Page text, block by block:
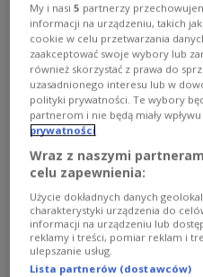
Spuścizna
Wystawa "Hołd
Pamięć" w Malborku
"Hołd 500. Historia –
przygotowana na
krakowskiego i hołdu
Zygmuntowi I Staremu
ostatni wielki mistrz zakonu
otwarciem wystawy
części, która po raz
pokazuje sztukę, kulturę i
królewieckiego księcia
My i nasi5 partnerzy
informacji na urządzeniu, takich
cookie w celu przetwarzania
zaakceptować swoje wybory lub
również skorzystać z prawa do
uzasadnionego interesu lub w
polityki prywatności. Te wybory
partnerom i nie będą miały
prywatności
Wraz z naszymi
celu zapewnienia:
Użycie dokładnych danych
charakterystyki urządzenia do
informacji na urządzeniu lub
reklamy i treści, pomiar reklam i
ulepszanie usług.
Lista partnerów (dostawców)